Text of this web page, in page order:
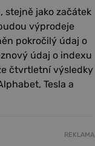
stejně jako začátek
výprodeje
pokročilý údaj o
údaj o indexu
čtvrtletní výsledky
Tesla a
REKLAMA